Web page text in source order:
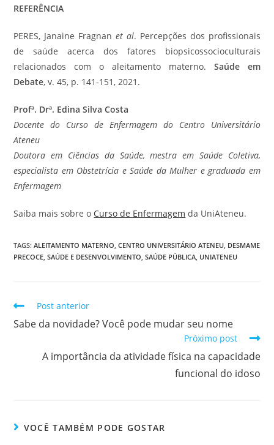
REFERÊNCIA
PERES, Janaine Fragnanet al. Percepções dos profissionais
de saúde acerca dos fatores biopsicossocioculturais
relacionados com o aleitamento materno. Saúde em
Debate, v. 45, p. 141-151, 2021.
Profª. Drª. Edina Silva Costa
Docente do Curso de Enfermagem do Centro Universitário
Ateneu
Doutora em Ciências da Saúde, mestra em Saúde Coletiva,
especialista em Obstetrícia e Saúde da Mulher e graduada em
Enfermagem
Saiba mais sobre o Curso de Enfermagem da UniAteneu.
TAGS:ALEITAMENTO MATERNO, CENTRO UNIVERSITÁRIO ATENEU, DESMAME
PRECOCE, SAÚDE E DESENVOLVIMENTO, SAÚDE PÚBLICA, UNIATENEU
Post anterior
Sabe da novidade? Você pode mudar seu nome
Próximo post
A importância da atividade física na capacidade
funcional do idoso
VOCÊ TAMBÉM PODE GOSTAR